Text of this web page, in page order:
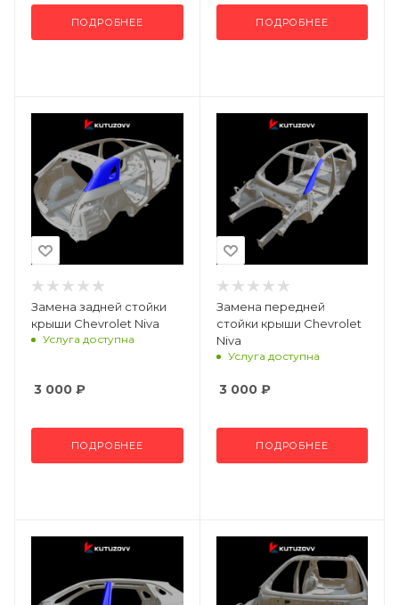
ПОДРОБНЕЕ ПОДРОБНЕЕ
Замена задней стойки
крыши Chevrolet Niva
Услуга доступна
3 000 ₽
ПОДРОБНЕЕ
Замена передней
стойки крыши Chevrolet
Niva
Услуга доступна
3 000₽
ПОДРОБНЕЕ